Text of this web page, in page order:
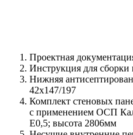
Проектная
Инструкция для сборки
Нижняя
42х147/197
Комплект стеновых
с применением ОСП
Е0,5; высота 2806мм